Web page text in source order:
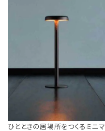
ひとときの居場所をつくるミニマ